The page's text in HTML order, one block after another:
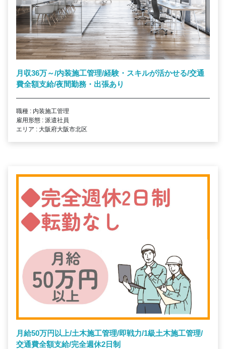
月収36万～/内装施工管理/経験・スキルが活かせる/交通
費全額支給/夜間勤務・出張あり
職種 : 内装施工管理
雇用形態 : 派遣社員
エリア : 大阪府大阪市北区
月給50万円以上/土木施工管理/即戦力/1級土木施工管理/
交通費全額支給/完全週休2日制